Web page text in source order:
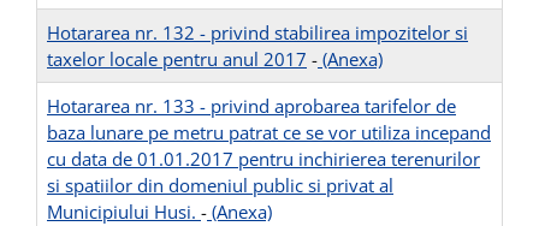
Hotararea nr. 132 - privind stabilirea impozitelor si
taxelor locale pentru anul 2017 - (Anexa)
Hotararea nr. 133 - privind aprobarea tarifelor de
baza lunare pe metru patrat ce se vor utiliza incepand
cu data de 01.01.2017 pentru inchirierea terenurilor
si spatiilor din domeniul public si privat al
Municipiului Husi. - (Anexa)